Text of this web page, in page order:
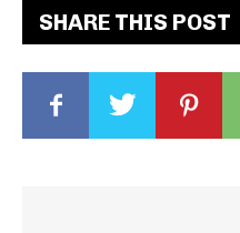
SHARE THIS POST